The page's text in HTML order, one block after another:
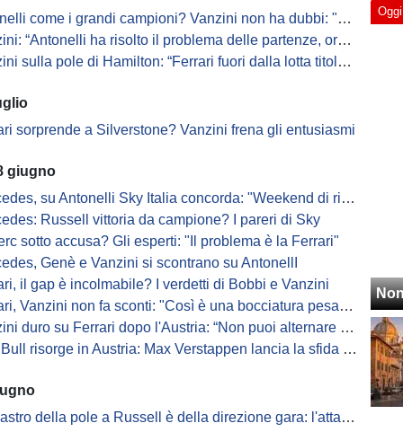
i grandi campioni? Vanzini non ha dubbi: "Tra 70 anni lo ricorderanno ancora”
ha risolto il problema delle partenze, ora scatta meglio delle Ferrari”
pole di Hamilton: “Ferrari fuori dalla lotta titolo, ma questo Mondiale sorprende”
sorprende a Silverstone? Vanzini frena gli entusiasmi
giugno
su Antonelli Sky Italia concorda: "Weekend di rimpianti"
Russell vittoria da campione? I pareri di Sky
sotto accusa? Gli esperti: "Il problema è la Ferrari"
Genè e Vanzini si scontrano su AntonellI
il gap è incolmabile? I verdetti di Bobbi e Vanzini
Vanzini non fa sconti: "Così è una bocciatura pesante"
su Ferrari dopo l'Austria: “Non puoi alternare vittorie e passaggi a vuoto”
risorge in Austria: Max Verstappen lancia la sfida mondiale
della pole a Russell è della direzione gara: l'attacco di Vanzini
Oggi